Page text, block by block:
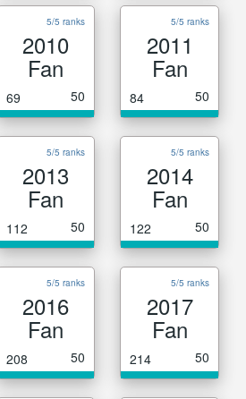
5/5 ranks
2010
Fan
69 50
5/5 ranks
2011
Fan
84 50
5/5 ranks
2013
Fan
112 50
5/5 ranks
2014
Fan
122 50
5/5 ranks
2016
Fan
208 50
5/5 ranks
2017
Fan
214 50